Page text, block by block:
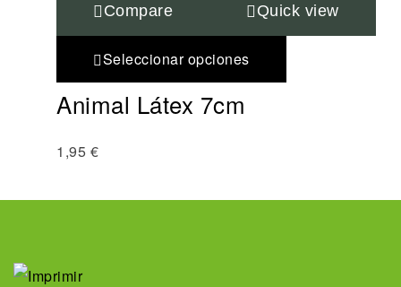
Compare Quick view
Seleccionar opciones
Animal Látex 7cm
1,95 €